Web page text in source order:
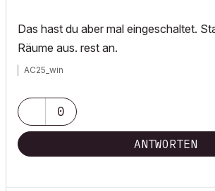
Das hast du aber mal eingeschaltet.
Räume aus. rest an.
AC25_win
0
ANTWORTEN